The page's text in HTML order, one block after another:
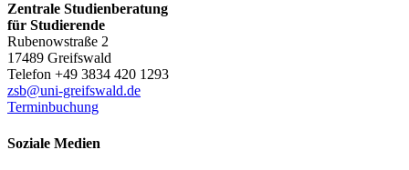
Zentrale Studienberatung
für Studierende
Rubenowstraße 2
17489 Greifswald
Telefon +49 3834 420 1293
zsb@uni-greifswald.de
Terminbuchung
Soziale Medien